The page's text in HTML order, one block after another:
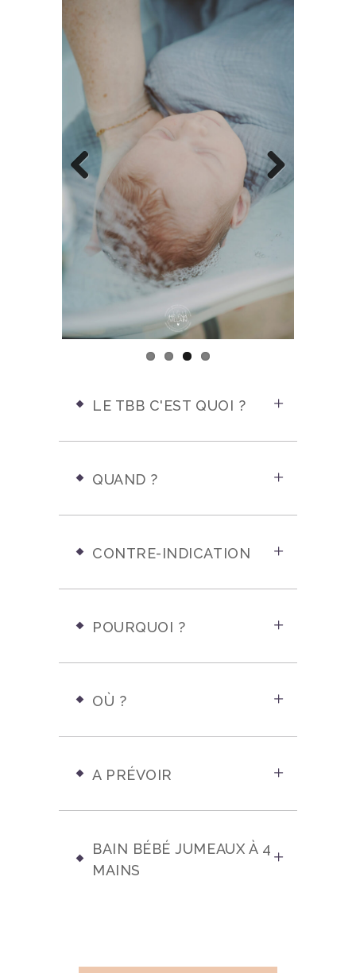
Previous Next
LE TBB C'EST QUOI ?
QUAND ?
CONTRE-INDICATION
POURQUOI ?
OÙ ?
A PRÉVOIR
BAIN BÉBÉ JUMEAUX À 4
MAINS